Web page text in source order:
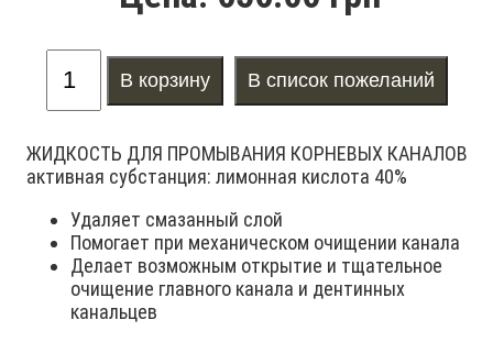
ЖИДКОСТЬ ДЛЯ ПРОМЫВАНИЯ КОРНЕВЫХ КАНАЛОВ
активная субстанция: лимонная кислота 40%
Удаляет смазанный слой
Помогает при механическом очищении канала
Делает возможным открытие и тщательное
очищение главного канала и дентинных
канальцев